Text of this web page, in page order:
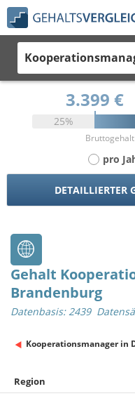
3.399 €
25%
pro
DETAILLIERTER
Gehalt
Brandenburg
Datenbasis: 2439
Kooperationsmanager in
Region